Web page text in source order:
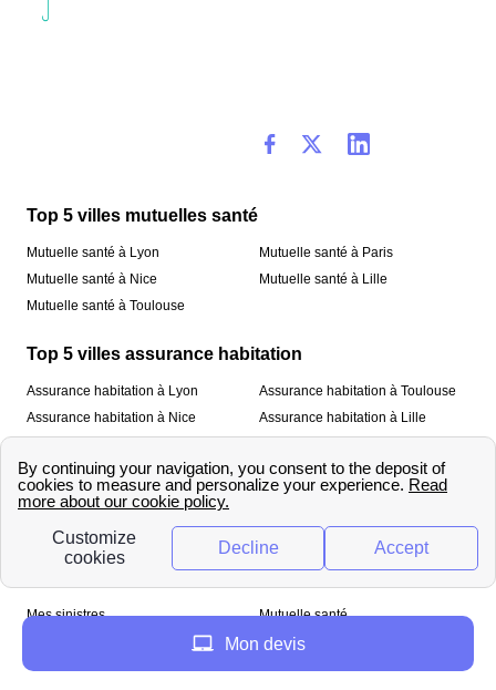
Top 5 villes mutuelles santé
Mutuelle santé à Lyon
Mutuelle santé à Nice
Mutuelle santé à Toulouse
Mutuelle santé à Paris
Mutuelle santé à Lille
Top 5 villes assurance habitation
Assurance habitation à Lyon
Assurance habitation à Nice
Assurance habitation à Toulouse
Assurance habitation à Lille
À propos
Qui sommes-nous ? Mentions légales
Mes sinistres
Mutuelle santé
Mon devis